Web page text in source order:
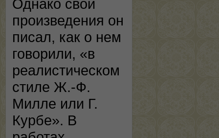
Однако свои
произведения он
писал, как о нем
говорили, «в
реалистическом
стиле Ж.-Ф.
Милле или Г.
Курбе». В